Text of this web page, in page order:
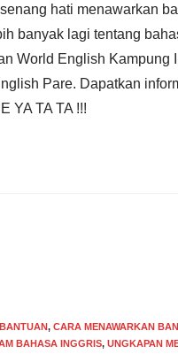
hati menawarkan
banyak lagi tentang
World English
Pare. Dapatkan
YA TA TA !!!
, CARA MENAWARKAN
BAHASA INGGRIS, UNGKAPAN